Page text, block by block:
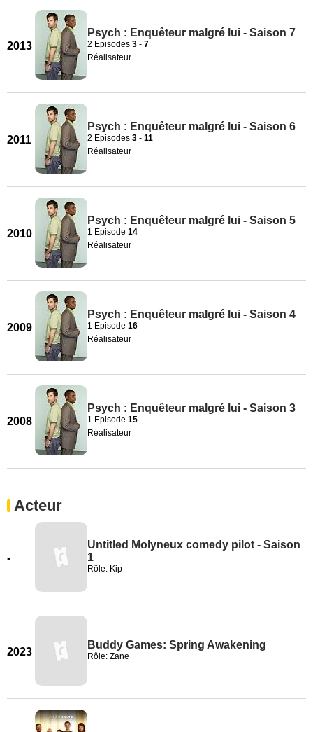
2013
Psych : Enquêteur malgré lui - Saison 7
2 Episodes 3 - 7
Réalisateur
2011
Psych : Enquêteur malgré lui - Saison 6
2 Episodes 3 - 11
Réalisateur
2010
Psych : Enquêteur malgré lui - Saison 5
1 Episode 14
Réalisateur
2009
Psych : Enquêteur malgré lui - Saison 4
1 Episode 16
Réalisateur
2008
Psych : Enquêteur malgré lui - Saison 3
1 Episode 15
Réalisateur
Acteur
-
Untitled Molyneux comedy pilot - Saison
1
Rôle: Kip
2023
Buddy Games: Spring Awakening
Rôle: Zane